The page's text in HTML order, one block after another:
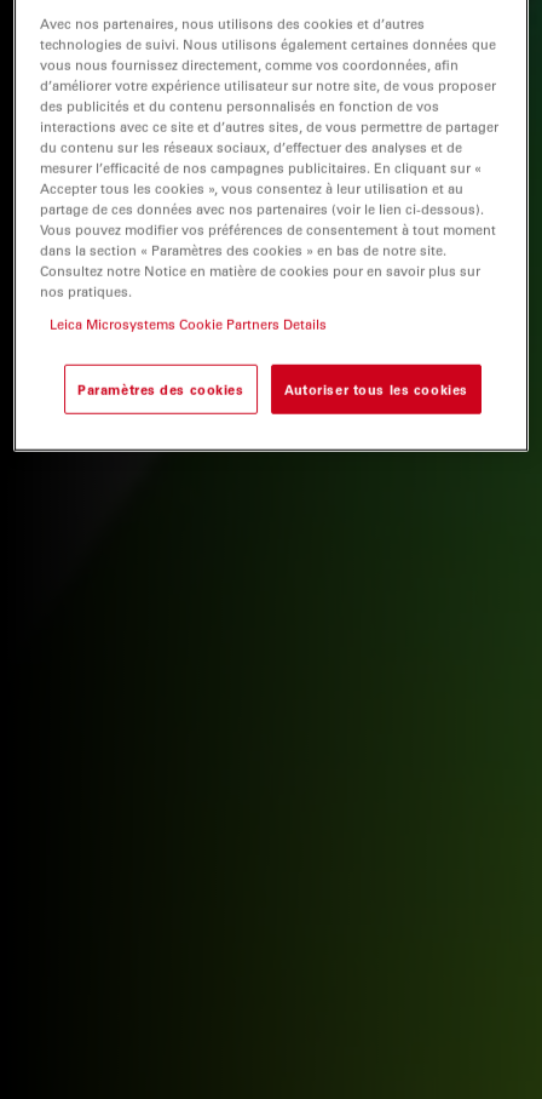
Avec nos partenaires, nous utilisons des cookies et d’autres
technologies de suivi. Nous utilisons également certaines données que
vous nous fournissez directement, comme vos coordonnées, afin
d’améliorer votre expérience utilisateur sur notre site, de vous proposer
des publicités et du contenu personnalisés en fonction de vos
interactions avec ce site et d’autres sites, de vous permettre de partager
du contenu sur les réseaux sociaux, d’effectuer des analyses et de
mesurer l’efficacité de nos campagnes publicitaires. En cliquant sur «
Accepter tous les cookies », vous consentez à leur utilisation et au
partage de ces données avec nos partenaires (voir le lien ci-dessous).
Vous pouvez modifier vos préférences de consentement à tout moment
dans la section « Paramètres des cookies » en bas de notre site.
Consultez notre Notice en matière de cookies pour en savoir plus sur
nos pratiques.
Leica Microsystems Cookie Partners Details
Paramètres des cookies Autoriser tous les cookies